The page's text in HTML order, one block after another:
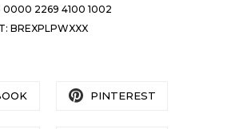
0000 2269 4100 1002
BREXPLPWXXX
PINTEREST